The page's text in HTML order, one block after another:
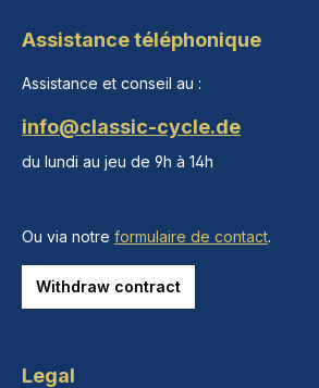
Assistance téléphonique
Assistance et conseil au :
info@classic-cycle.de
du lundi au jeu de 9h à 14h
Ou via notre formulaire de contact.
Withdraw contract
Legal